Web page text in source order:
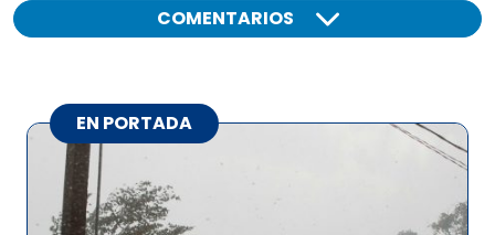
COMENTARIOS
EN PORTADA